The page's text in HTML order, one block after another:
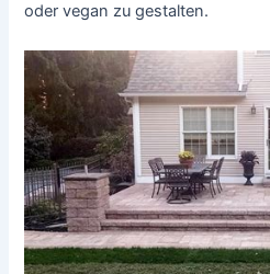
oder vegan zu gestalten.